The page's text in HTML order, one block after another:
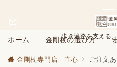
歩き遍路を支える
ホーム 金剛杖の選び方
金剛杖専門店 直心 ご注文